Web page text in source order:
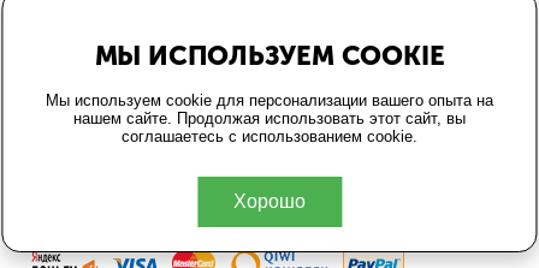
КОНТАКТЫ
МЫ ИСПОЛЬЗУЕМ COOKIE
Мы используем cookie для персонализации вашего опыта на
нашем сайте. Продолжая использовать этот сайт, вы
соглашаетесь с использованием cookie.
Хорошо